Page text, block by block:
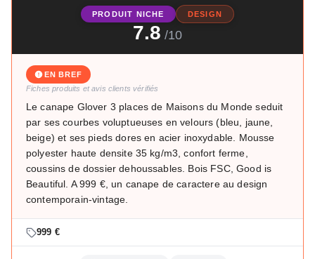
PRODUIT NICHE DESIGN
7.8 /10
EN BREF
Fiches produits et avis clients vérifiés
Le canape Glover 3 places de Maisons du Monde seduit
par ses courbes voluptueuses en velours (bleu, jaune,
beige) et ses pieds dores en acier inoxydable. Mousse
polyester haute densite 35 kg/m3, confort ferme,
coussins de dossier dehoussables. Bois FSC, Good is
Beautiful. A 999 €, un canape de caractere au design
contemporain-vintage.
999 €